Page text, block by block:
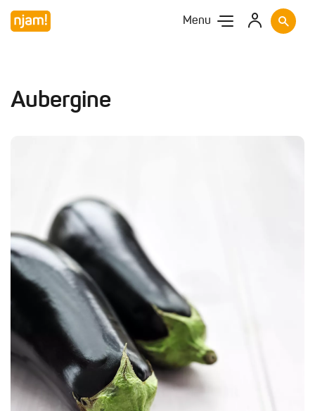
Menu
Aubergine